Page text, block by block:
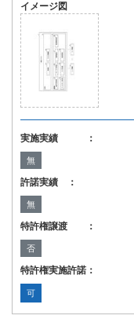
イメージ図
実施実績 ：
無
許諾実績 ：
無
特許権譲渡 ：
否
特許権実施許諾：
可